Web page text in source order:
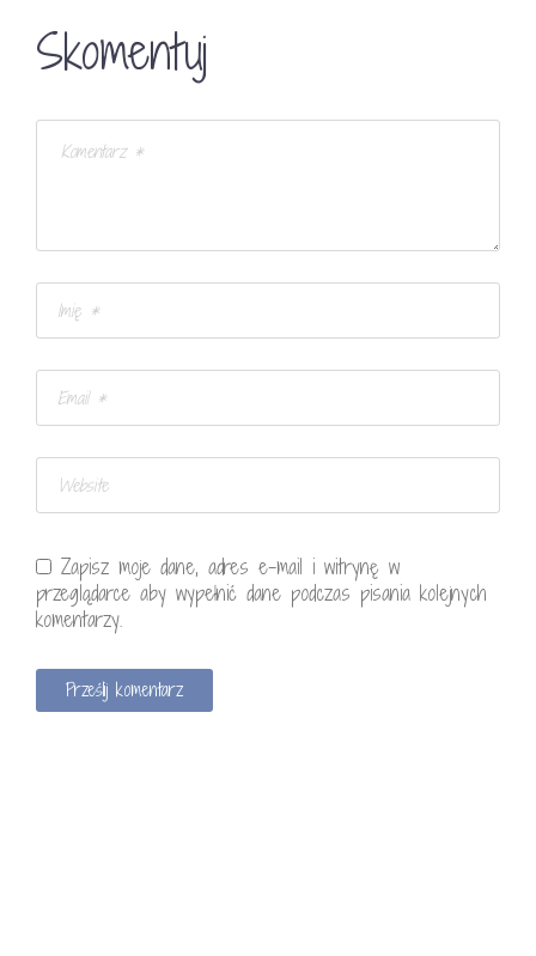
Skomentuj
Zapisz moje dane, adres e-mail i witrynę w
przeglądarce aby wypełnić dane podczas pisania kolejnych
komentarzy.